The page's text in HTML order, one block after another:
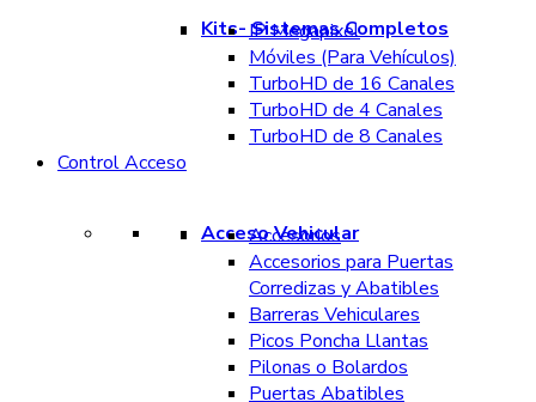
Kits- Sistemas Completos
IP Megapixel
Móviles (Para Vehículos)
TurboHD de 16 Canales
TurboHD de 4 Canales
TurboHD de 8 Canales
Control Acceso
Acceso Vehicular
Accesorios
Accesorios para Puertas
Corredizas y Abatibles
Barreras Vehiculares
Picos Poncha Llantas
Pilonas o Bolardos
Puertas Abatibles